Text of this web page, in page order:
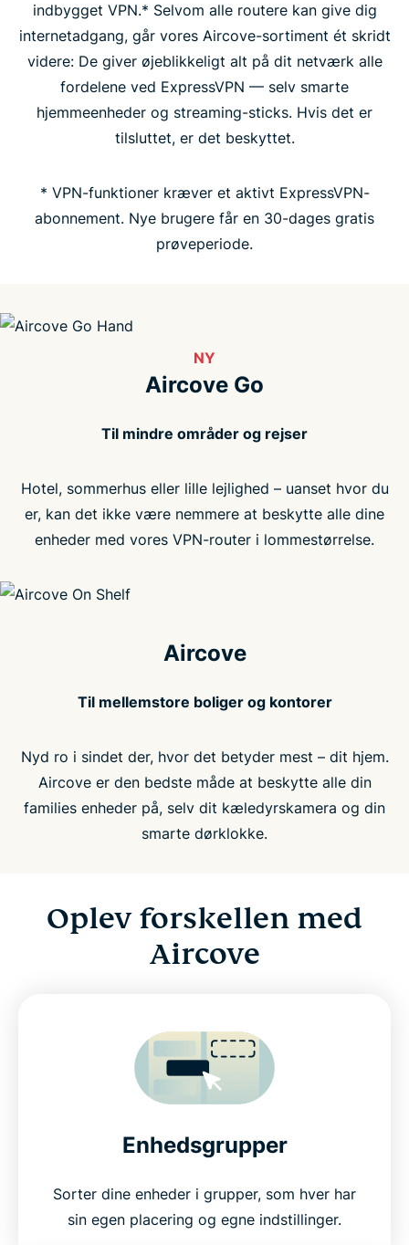
Mød Aircove-familien
Hvilken Aircove bør jeg købe?
Folk er vilde med Aircove
indbygget VPN.* Selvom alle routere kan give dig
internetadgang, går vores Aircove-sortiment ét skridt
videre: De giver øjeblikkeligt alt på dit netværk alle
fordelene ved ExpressVPN — selv smarte
hjemmeenheder og streaming-sticks. Hvis det er
tilsluttet, er det beskyttet.
* VPN-funktioner kræver et aktivt ExpressVPN-
abonnement. Nye brugere får en 30-dages gratis
prøveperiode.
NY
Aircove Go
Til mindre områder og rejser
Hotel, sommerhus eller lille lejlighed – uanset hvor du
er, kan det ikke være nemmere at beskytte alle dine
enheder med vores VPN-router i lommestørrelse.
Aircove
Til mellemstore boliger og kontorer
Nyd ro i sindet der, hvor det betyder mest – dit hjem.
Aircove er den bedste måde at beskytte alle din
families enheder på, selv dit kæledyrskamera og din
smarte dørklokke.
Oplev forskellen med
Aircove
Enhedsgrupper
Sorter dine enheder i grupper, som hver har
sin egen placering og egne indstillinger.